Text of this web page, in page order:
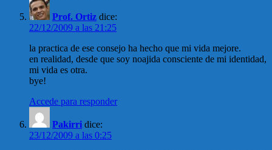
Prof. Ortiz dice:
22/12/2009 a las 21:25
la practica de ese consejo ha hecho que mi vida mejore.
en realidad, desde que soy noajida consciente de mi identidad,
mi vida es otra.
bye!
Accede para responder
Pakirri dice:
23/12/2009 a las 0:25